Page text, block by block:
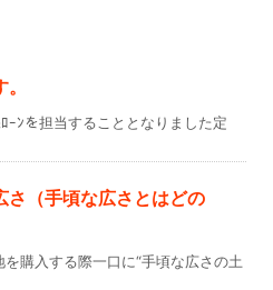
ｰﾝを担当することとなりました定
さ（手頃な広さとはどの
購入する際一口に“手頃な広さの土